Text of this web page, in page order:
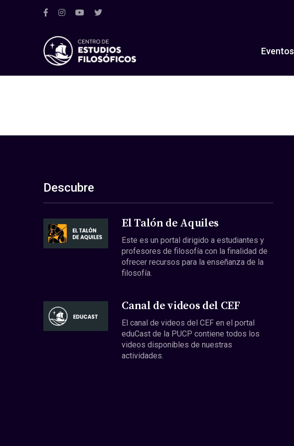
Eventos
Descubre
El Talón de Aquiles
Este es un portal dirigido a estudiantes y
profesores de filosofía con la finalidad de
ofrecer recursos para la enseñanza de la
filosofía.
Canal de videos del CEF
El canal de videos del CEF en el portal
eduCast de la PUCP contiene todos los
videos disponibles de nuestras
actividades.